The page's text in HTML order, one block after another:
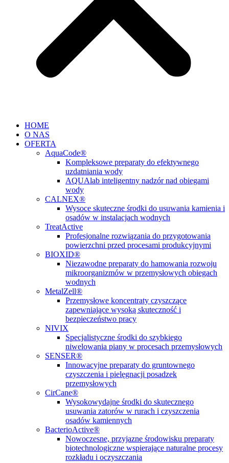
HOME
O NAS
OFERTA
AquaCode®
Kompleksowe preparaty do efektywnego
uzdatniania wody
AQUAlab inteligentny nadzór nad obiegami
wody
CALNEX®
Wysoce skuteczne środki do usuwania kamienia i
osadów w instalacjach wodnych
TreatActive
Profesjonalne rozwiązania do przygotowania
powierzchni przed procesami produkcyjnymi
BIOXID®
Niezawodne preparaty do hamowania rozwoju
mikroorganizmów w przemysłowych obiegach
wodnych
MetalZell®
Przemysłowe koncentraty czyszczące
zapewniające wysoką skuteczność i
bezpieczeństwo pracy
NIVIX
Specjalistyczne środki do szybkiego
niwelowania piany w procesach przemysłowych
SENSER®
Innowacyjne preparaty do gruntownego
czyszczenia i pielęgnacji posadzek
przemysłowych
CirCane®
Wysokowydajne środki do skutecznego
usuwania zatorów w rurach i czyszczenia
osadów kamiennych
BacterioActive®
Nowoczesne, przyjazne środowisku preparaty
biotechnologiczne wspierające naturalne procesy
rozkładu i oczyszczania